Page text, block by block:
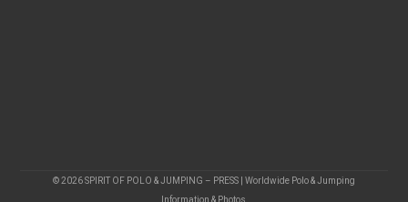
© 2026 SPIRIT OF POLO & JUMPING – PRESS | Worldwide Polo & Jumping
Information & Photos